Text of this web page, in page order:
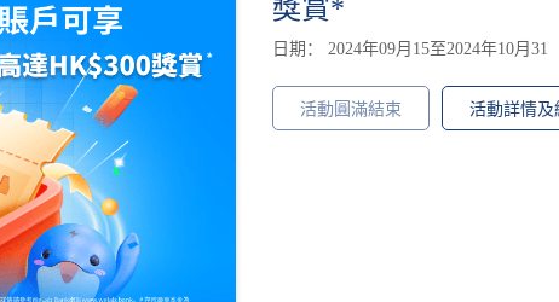
獎賞*
日期： 2024年09月15至2024年10月31
活動圓滿結束 活動詳情及